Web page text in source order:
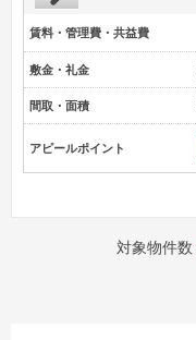
賃料・管理費・共益費
敷金・礼金
間取・面積
アピールポイント
対象物件数